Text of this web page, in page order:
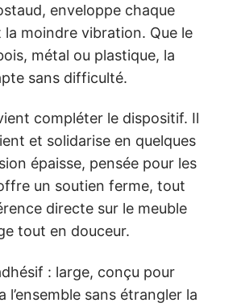
enveloppe chaque
moindre vibration. Que le
métal ou plastique, la
sans difficulté.
compléter le dispositif. Il
et solidarise en quelques
épaisse, pensée pour les
un soutien ferme, tout
directe sur le meuble
tout en douceur.
: large, conçu pour
l’ensemble sans étrangler la